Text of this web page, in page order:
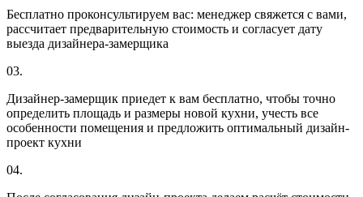
Бесплатно проконсультируем вас: менеджер свяжется с вами,
рассчитает предварительную стоимость и согласует дату
выезда дизайнера-замерщика
03.
Дизайнер-замерщик приедет к вам бесплатно, чтобы точно
определить площадь и размеры новой кухни, учесть все
особенности помещения и предложить оптимальный дизайн-
проект кухни
04.